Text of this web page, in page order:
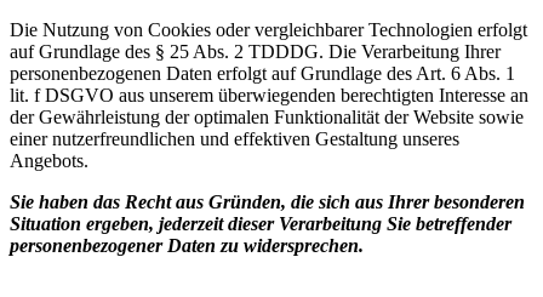
Die Nutzung von Cookies oder vergleichbarer Technologien erfolgt
auf Grundlage des § 25 Abs. 2 TDDDG. Die Verarbeitung Ihrer
personenbezogenen Daten erfolgt auf Grundlage des Art. 6 Abs. 1
lit. f DSGVO aus unserem überwiegenden berechtigten Interesse an
der Gewährleistung der optimalen Funktionalität der Website sowie
einer nutzerfreundlichen und effektiven Gestaltung unseres
Angebots.
Sie haben das Recht aus Gründen, die sich aus Ihrer besonderen
Situation ergeben, jederzeit dieser Verarbeitung Sie betreffender
personenbezogener Daten zu widersprechen.